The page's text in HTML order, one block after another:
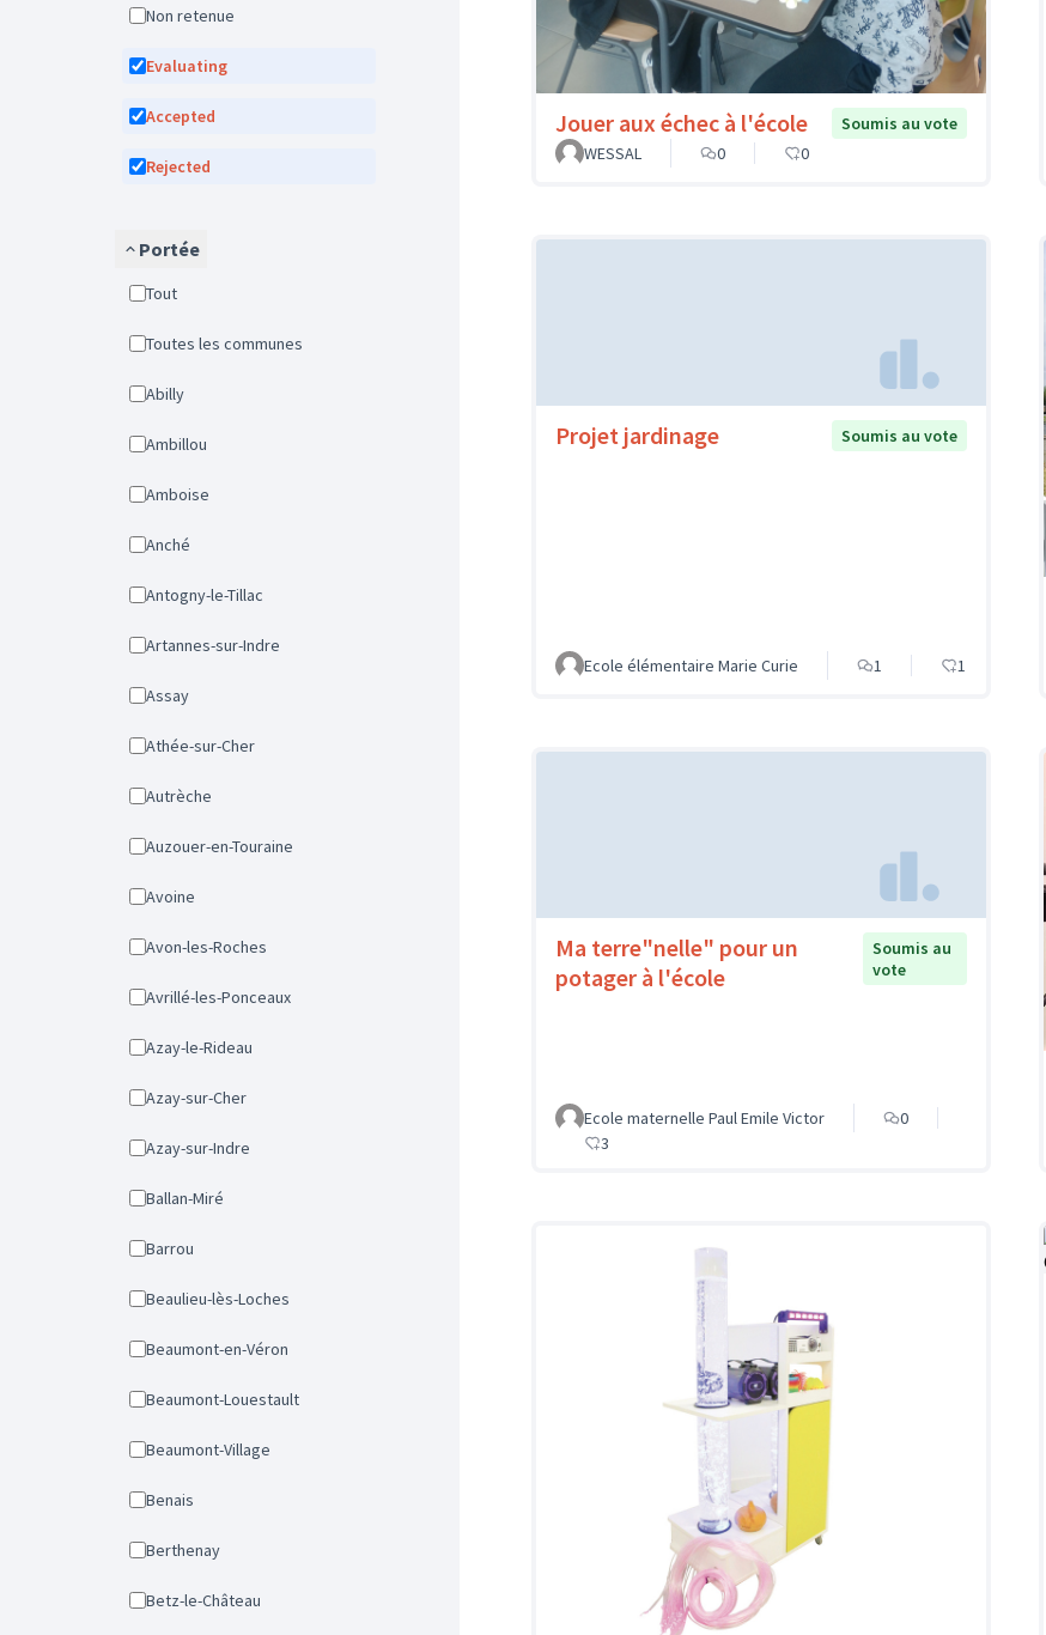
Non retenue
Evaluating
Accepted
Rejected
Portée
Tout
Toutes les communes
Abilly
Ambillou
Amboise
Anché
Antogny-le-Tillac
Artannes-sur-Indre
Assay
Athée-sur-Cher
Autrèche
Auzouer-en-Touraine
Avoine
Avon-les-Roches
Avrillé-les-Ponceaux
Azay-le-Rideau
Azay-sur-Cher
Azay-sur-Indre
Ballan-Miré
Barrou
Beaulieu-lès-Loches
Beaumont-en-Véron
Beaumont-Louestault
Beaumont-Village
Benais
Berthenay
Betz-le-Château
Jouer aux échec à l'école
Soumis au vote
WESSAL
0 0
Projet jardinage Soumis au vote
Ecole élémentaire Marie Curie 1 1
Ma terre"nelle" pour un
potager à l'école
Soumis au
vote
Ecole maternelle Paul Emile Victor
0
3